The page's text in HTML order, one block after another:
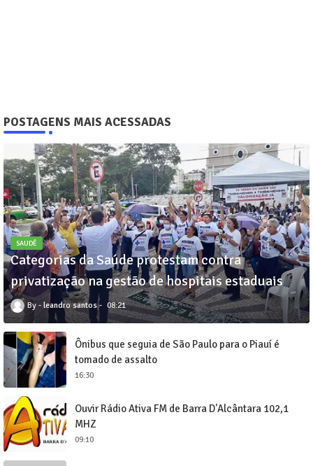
POSTAGENS MAIS ACESSADAS
SAUDÊ
Categorias da Saúde protestam contra
privatização na gestão de hospitais estaduais
leandro santos 08:21
Ônibus que seguia de São Paulo para o Piauí é
tomado de assalto
16:30
Ouvir Rádio Ativa FM de Barra D'Alcântara 102,1
MHZ
09:10